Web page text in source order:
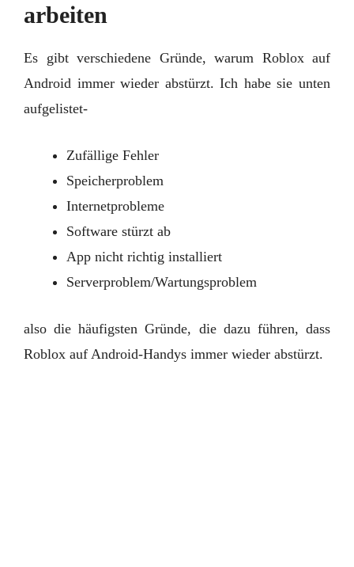
arbeiten
Es gibt verschiedene Gründe, warum Roblox auf
Android immer wieder abstürzt. Ich habe sie unten
aufgelistet-
Zufällige Fehler
Speicherproblem
Internetprobleme
Software stürzt ab
App nicht richtig installiert
Serverproblem/Wartungsproblem
also die häufigsten Gründe, die dazu führen, dass
Roblox auf Android-Handys immer wieder abstürzt.